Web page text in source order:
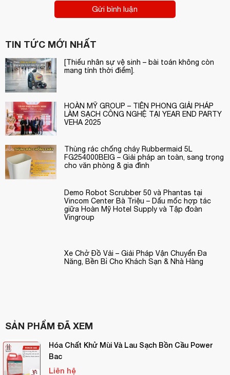
Gửi bình luận
TIN TỨC MỚI NHẤT
[Thiếu nhân sự vệ sinh – bài toán không còn
mang tính thời điểm].
HOÀN MỸ GROUP – TIÊN PHONG GIẢI PHÁP
LÀM SẠCH CÔNG NGHỆ TẠI YEAR END PARTY
VEHA 2025
Thùng rác chống cháy Rubbermaid 5L
FG254000BEIG – Giải pháp an toàn, sang trọng
cho văn phòng & gia đình
Demo Robot Scrubber 50 và Phantas tại
Vincom Center Bà Triệu – Dấu mốc hợp tác
giữa Hoàn Mỹ Hotel Supply và Tập đoàn
Vingroup
Xe Chở Đồ Vải – Giải Pháp Vận Chuyển Đa
Năng, Bền Bỉ Cho Khách Sạn & Nhà Hàng
SẢN PHẨM ĐÃ XEM
Hóa Chất Khử Mùi Và Lau Sạch Bồn Cầu Power
Bac
Liên hệ